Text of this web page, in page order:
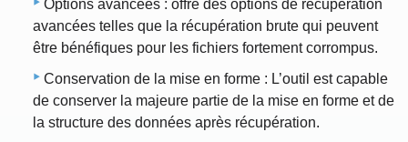
Options avancées : offre des options de récupération
avancées telles que la récupération brute qui peuvent
être bénéfiques pour les fichiers fortement corrompus.
Conservation de la mise en forme : L’outil est capable
de conserver la majeure partie de la mise en forme et de
la structure des données après récupération.